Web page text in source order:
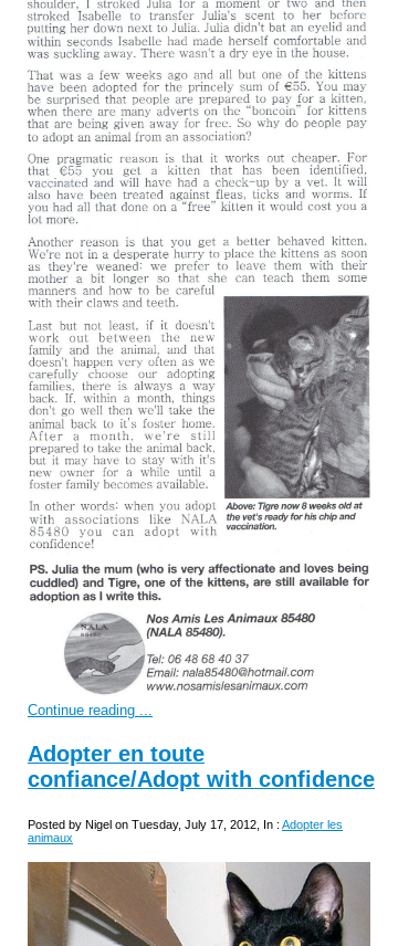
Continue reading ...
Adopter en toute
confiance/Adopt with confidence
Posted by Nigel on Tuesday, July 17, 2012, In : Adopter les
animaux